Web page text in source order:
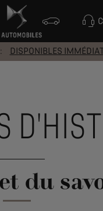
DISPONIBLES
du